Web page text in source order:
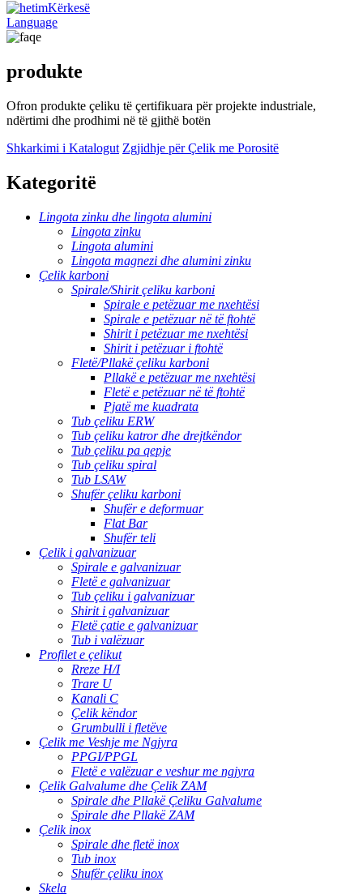
Kërkesë
Language
produkte
Ofron produkte çeliku të çertifikuara për projekte industriale,
ndërtimi dhe prodhimi në të gjithë botën
Shkarkimi i Katalogut Zgjidhje për Çelik me Porositë
Kategoritë
Lingota zinku dhe lingota alumini
Lingota zinku
Lingota alumini
Lingota magnezi dhe alumini zinku
Çelik karboni
Spirale/Shirit çeliku karboni
Spirale e petëzuar me nxehtësi
Spirale e petëzuar në të ftohtë
Shirit i petëzuar me nxehtësi
Shirit i petëzuar i ftohtë
Fletë/Pllakë çeliku karboni
Pllakë e petëzuar me nxehtësi
Fletë e petëzuar në të ftohtë
Pjatë me kuadrata
Tub çeliku ERW
Tub çeliku katror dhe drejtkëndor
Tub çeliku pa qepje
Tub çeliku spiral
Tub LSAW
Shufër çeliku karboni
Shufër e deformuar
Flat Bar
Shufër teli
Çelik i galvanizuar
Spirale e galvanizuar
Fletë e galvanizuar
Tub çeliku i galvanizuar
Shirit i galvanizuar
Fletë çatie e galvanizuar
Tub i valëzuar
Profilet e çelikut
Rreze H/I
Trare U
Kanali C
Çelik këndor
Grumbulli i fletëve
Çelik me Veshje me Ngjyra
PPGI/PPGL
Fletë e valëzuar e veshur me ngjyra
Çelik Galvalume dhe Çelik ZAM
Spirale dhe Pllakë Çeliku Galvalume
Spirale dhe Pllakë ZAM
Çelik inox
Spirale dhe fletë inox
Tub inox
Shufër çeliku inox
Skela